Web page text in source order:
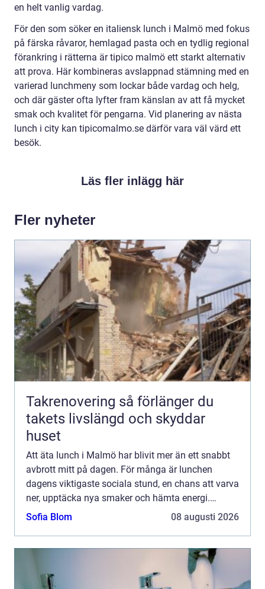
en helt vanlig vardag.
För den som söker en italiensk lunch i Malmö med fokus
på färska råvaror, hemlagad pasta och en tydlig regional
förankring i rätterna är tipico malmö ett starkt alternativ
att prova. Här kombineras avslappnad stämning med en
varierad lunchmeny som lockar både vardag och helg,
och där gäster ofta lyfter fram känslan av att få mycket
smak och kvalitet för pengarna. Vid planering av nästa
lunch i city kan tipicomalmo.se därför vara väl värd ett
besök.
Läs fler inlägg här
Fler nyheter
Takrenovering så förlänger du
takets livslängd och skyddar
huset
Att äta lunch i Malmö har blivit mer än ett snabbt
avbrott mitt på dagen. För många är lunchen
dagens viktigaste sociala stund, en chans att varva
ner, upptäcka nya smaker och hämta energi.
Stadens restauranger har tagit fasta på det och
Sofia Blom 08 augusti 2026